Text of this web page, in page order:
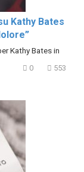
Kathy Bates
Kathy Bates in
0 553